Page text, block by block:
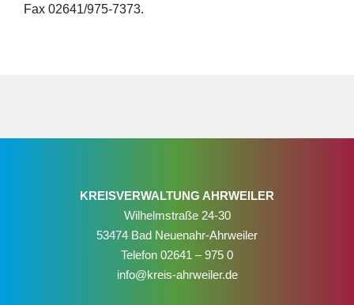
Fax 02641/975-7373.
KREISVERWALTUNG AHRWEILER
Wilhelmstraße 24-30
53474 Bad Neuenahr-Ahrweiler
Telefon 02641 – 975 0
info@kreis-ahrweiler.de